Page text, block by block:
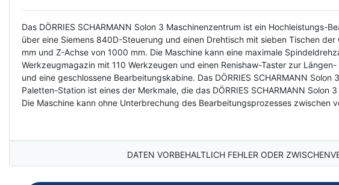
Das DÖRRIES SCHARMANN Solon 3 Maschinenzentrum ist ein
über eine Siemens 840D-Steuerung und einen Drehtisch mit sieben Tischen
mm und Z-Achse von 1000 mm. Die Maschine kann eine maximale
Werkzeugmagazin mit 110 Werkzeugen und einen Renishaw-Taster zur
und eine geschlossene Bearbeitungskabine. Das DÖRRIES SCHARMANN
Paletten-Station ist eines der Merkmale, die das DÖRRIES SCHARMANN
Die Maschine kann ohne Unterbrechung des Bearbeitungsprozesses
DATEN VORBEHALTLICH FEHLER ODER